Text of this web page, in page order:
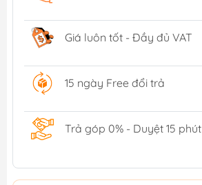
Giá luôn tốt - Đầy đủ VAT
15 ngày Free đổi trả
Trả góp 0% - Duyệt 15 phút